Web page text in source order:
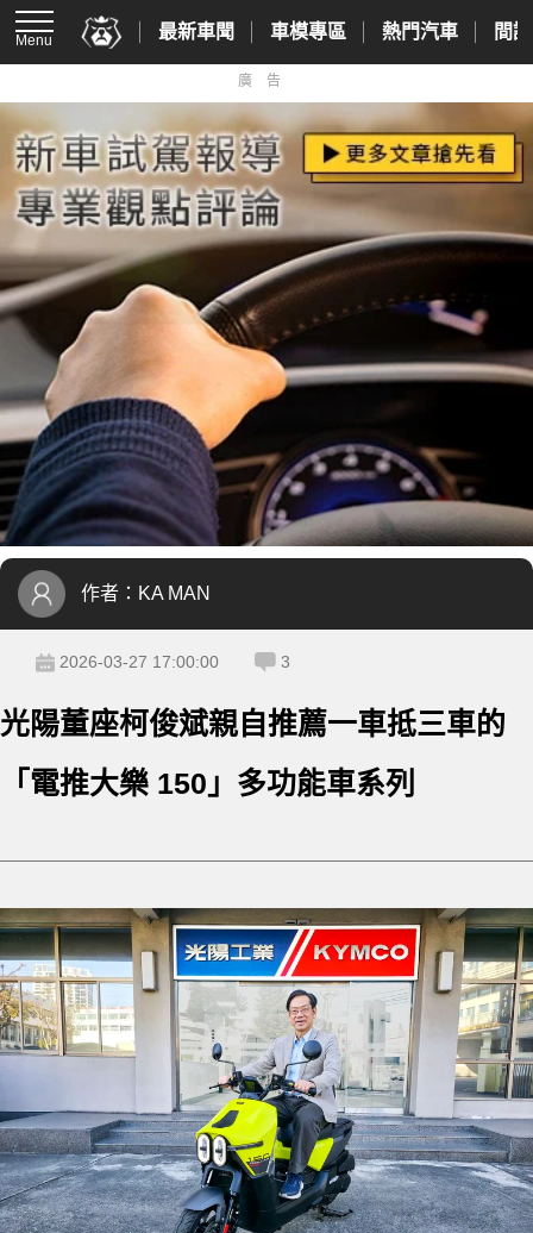
Menu 最新車聞 車模專區 熱門汽車 間
廣告
作者： KA MAN
2026-03-27 17:00:00 3
光陽董座柯俊斌親自推薦一車抵三車的
「電推大樂 150」多功能車系列